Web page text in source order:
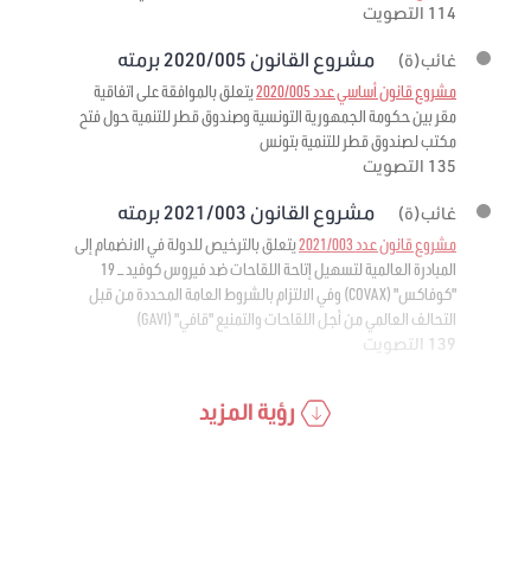
114 التصويت
غائب(ة) مشروع القانون 2020/005 برمته
مشروع قانون أساسي عدد 2020/005
يتعلق بالموافقة على اتفاقية
مقر بين حكومة الجمهورية التونسية وصندوق قطر للتنمية حول فتح
مكتب لصندوق قطر للتنمية بتونس
135 التصويت
غائب(ة) مشروع القانون 2021/003 برمته
مشروع قانون عدد 2021/003
يتعلق بالترخيص للدولة في الانضمام إلى
المبادرة العالمية لتسهيل إتاحة اللقاحات ضد فيروس كوفيد – 19
"كوفاكس" (COVAX) وفي الالتزام بالشروط العامة المحددة من قبل
التحالف العالمي من أجل اللقاحات والتمنيع "قافي" (GAVI)
139 التصويت
رؤية المزيد